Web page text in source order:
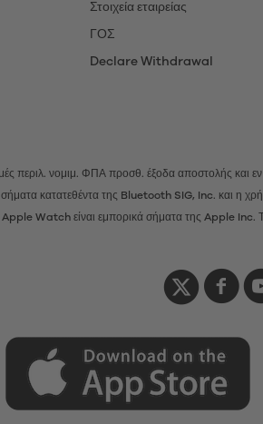
Στοιχεία εταιρείας
ΓΟΣ
Declare Withdrawal
περιλ. νομιμ. ΦΠΑ προσθ. έξοδα αποστολής και
κατατεθέντα της Bluetooth SIG, Inc. και η
Watch είναι εμπορικά σήματα της Apple